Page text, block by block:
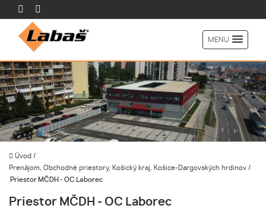
MENU
Úvod /
Prenájom, Obchodné priestory, Košický kraj, Košice-Dargovských hrdinov /
Priestor MČDH - OC Laborec
Priestor MČDH - OC Laborec